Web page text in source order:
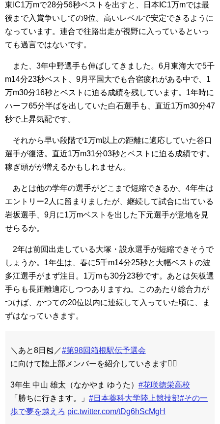
東IC1万mで28分56秒ベストを出すと、日本IC1万mでは最
後まで入賞争いしての9位。高いレベルで安定できるように
なっています。連合で往路出走が視野に入っているといっ
ても過言ではないです。
また、3年中野選手も伸ばしてきました。6月東海大で5千
m14分23秒ベスト、9月平国大でも合宿疲れがある中で、1
万m30分16秒とベストに迫る成績を残しています。1年時に
ハーフ65分半ばを出していた白石選手も、直近1万m30分47
秒で上昇気配です。
それから早い段階で1万m以上の距離に適応していた谷口
選手が復活。直近1万m31分03秒とベストに迫る成績です。
稼ぎ頭がが増えるかもしれません。
あとは他の学年の選手がどこまで短縮できるか。4年生は
エントリー2人に留まりましたが、継続して試合に出ている
岩坂選手、9月に1万mベストを出した下元選手が意地を見
せらるか。
2年は前回出走している大塚・設永選手が短縮できそうで
しょうか。1年生は、春に5千m14分25秒と大幅ベストの波
多江選手がまず注目。1万mも30分23秒です。あとは矢板選
手らも長距離適応しつつありますね。このあたり総合力が
つけば、かつての20位以内に連続して入っていた頃に、ま
ずはなっていきます。
＼あと8日🎽／#第98回箱根駅伝予選会
に向けて陸上部メンバーを紹介していきます🏃‍♂️
3年生 中山 雄太（なかやま ゆうた） #花咲徳栄高校
「勝ちに行きます。」 #日本薬科大学陸上競技部#その一
歩で夢を越えろ pic.twitter.com/tDg6hScMgH